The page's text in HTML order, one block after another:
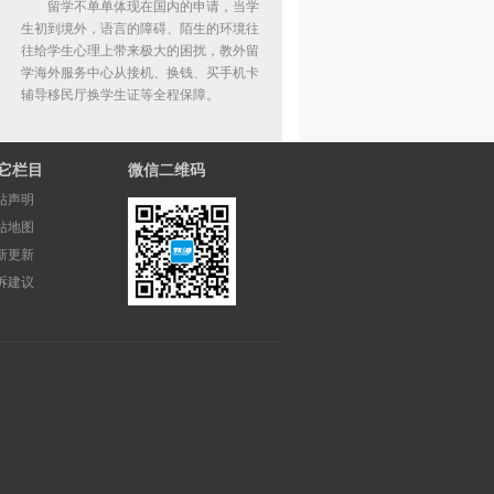
留学不单单体现在国内的申请，当学
生初到境外，语言的障碍、陌生的环境往
往给学生心理上带来极大的困扰，教外留
学海外服务中心从接机、换钱、买手机卡
辅导移民厅换学生证等全程保障。
栏目
声明
地图
更新
建议
微信二维码